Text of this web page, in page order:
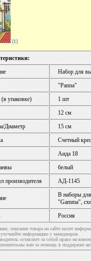
[1]
Набор для
"Panna"
упаковке)
1 шт
12 см
Диаметр
15 см
Счетный
Аида 18
белый
производителя
АД-1145
В наборы
"Gamma",
Россия
описание товара на сайте носит
информацию у менеджеров.
оставляет за собой право на
вам за помощь в поддержке